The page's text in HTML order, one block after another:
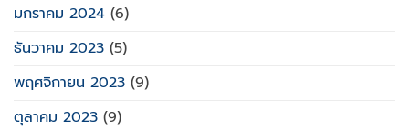
มกราคม 2024 (6)
ธันวาคม 2023 (5)
พฤศจิกายน 2023 (9)
ตุลาคม 2023 (9)